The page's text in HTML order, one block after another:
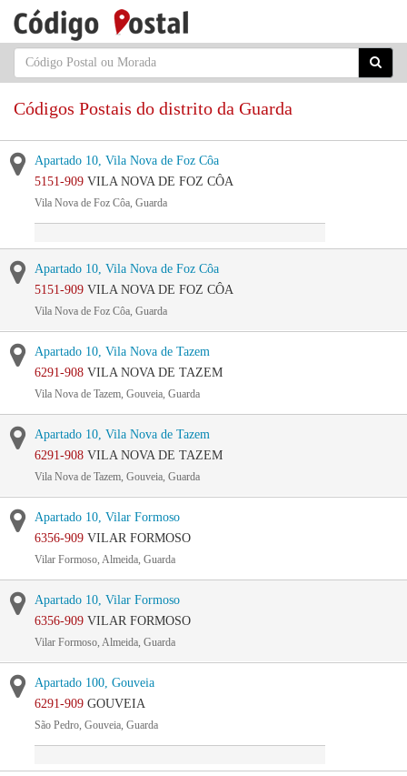
Códigos Postais do distrito da Guarda
Apartado 10, Vila Nova de Foz Côa
5151-909 VILA NOVA DE FOZ CÔA
Vila Nova de Foz Côa, Guarda
Apartado 10, Vila Nova de Foz Côa
5151-909 VILA NOVA DE FOZ CÔA
Vila Nova de Foz Côa, Guarda
Apartado 10, Vila Nova de Tazem
6291-908 VILA NOVA DE TAZEM
Vila Nova de Tazem, Gouveia, Guarda
Apartado 10, Vila Nova de Tazem
6291-908 VILA NOVA DE TAZEM
Vila Nova de Tazem, Gouveia, Guarda
Apartado 10, Vilar Formoso
6356-909 VILAR FORMOSO
Vilar Formoso, Almeida, Guarda
Apartado 10, Vilar Formoso
6356-909 VILAR FORMOSO
Vilar Formoso, Almeida, Guarda
Apartado 100, Gouveia
6291-909 GOUVEIA
São Pedro, Gouveia, Guarda